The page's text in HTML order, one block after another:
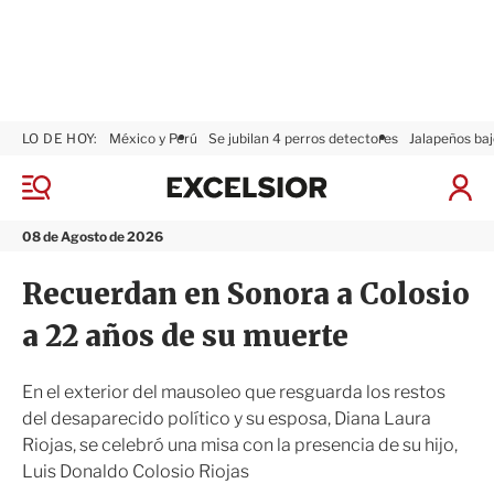
M
n
08 de Agosto de 2026
LO DE HOY: México y Perú Se jubilan 4 perros detectores Jalapeños
I
a
x
i
o
r
Recuerdan en Sonora a Colosio
a 22 años de su muerte
En el exterior del mausoleo que resguarda los restos
del desaparecido político y su esposa, Diana Laura
Riojas, se celebró una misa con la presencia de su hijo,
Luis Donaldo Colosio Riojas